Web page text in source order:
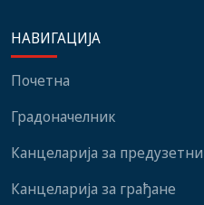
нови мобилијар
НАВИГАЦИЈА
Почетна
Градоначелник
Канцеларија за
Канцеларија за грађане